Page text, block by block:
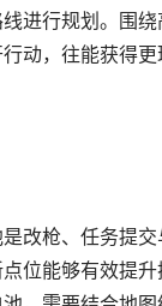
进行规划。围
动，往能获得
改枪、任务提
位能够有效提